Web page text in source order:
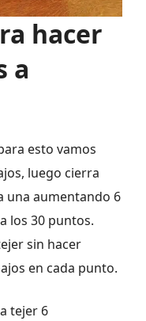
hacer
a
esto vamos
luego cierra
una aumentando 6
los 30 puntos.
sin hacer
en cada punto.
tejer 6